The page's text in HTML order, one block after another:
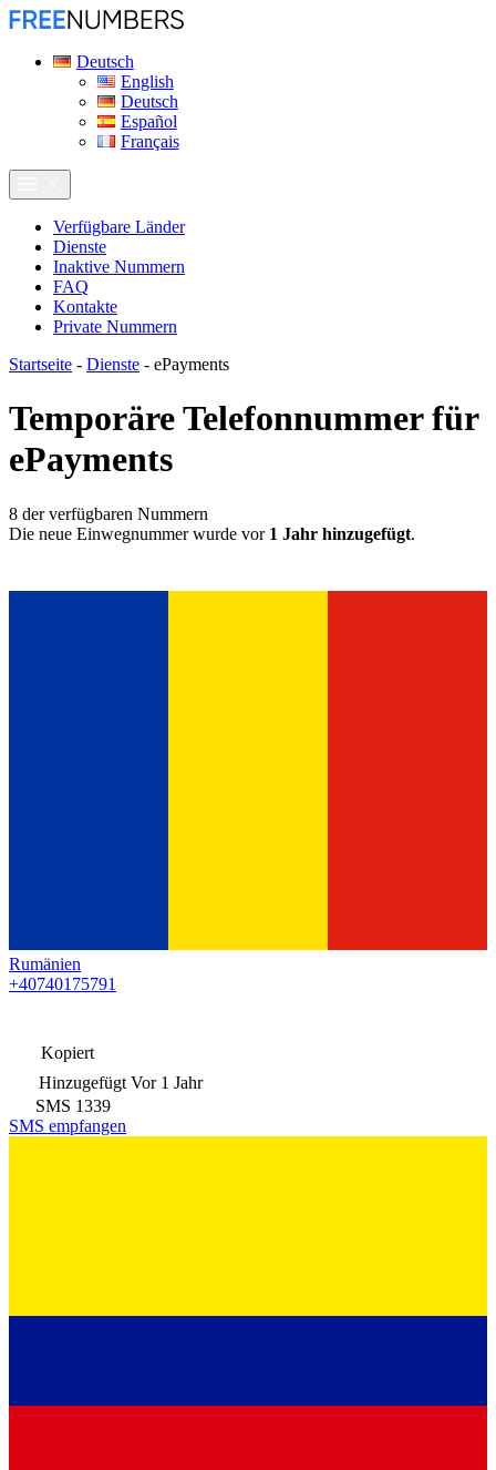
Deutsch
English
Deutsch
Español
Français
Verfügbare Länder
Dienste
Inaktive Nummern
FAQ
Kontakte
Private Nummern
Startseite - Dienste - ePayments
Temporäre Telefonnummer für
ePayments
8 der verfügbaren Nummern
Die neue Einwegnummer wurde vor 1 Jahr hinzugefügt.
Rumänien
+40740175791
Kopiert
Hinzugefügt Vor 1 Jahr
SMS 1339
SMS empfangen